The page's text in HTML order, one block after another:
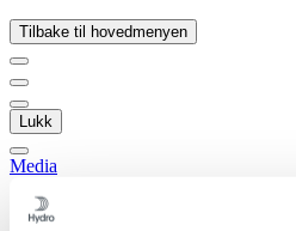
Tilbake til hovedmenyen
Lukk
Media